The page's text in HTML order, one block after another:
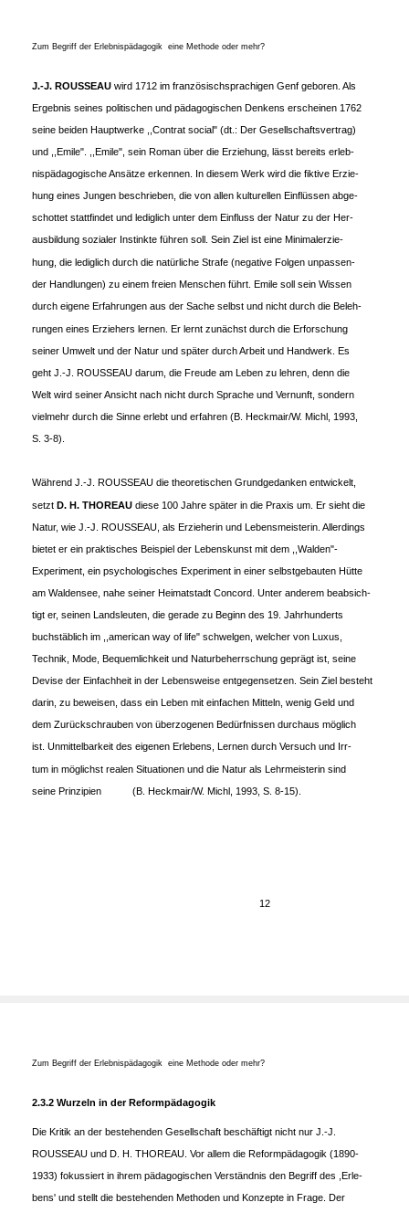
Zum Begriff der Erlebnispädagogik ­ eine Methode oder mehr?
12
J.-J. ROUSSEAUwird 1712 im französischsprachigen Genf geboren. Als
Ergebnis seines politischen und pädagogischen Denkens erscheinen 1762
seine beiden Hauptwerke ,,Contrat social" (dt.: Der Gesellschaftsvertrag)
und ,,Emile". ,,Emile", sein Roman über die Erziehung, lässt bereits erleb-
nispädagogische Ansätze erkennen. In diesem Werk wird die fiktive Erzie-
hung eines Jungen beschrieben, die von allen kulturellen Einflüssen abge-
schottet stattfindet und lediglich unter dem Einfluss der Natur zu der Her-
ausbildung sozialer Instinkte führen soll. Sein Ziel ist eine Minimalerzie-
hung, die lediglich durch die natürliche Strafe (negative Folgen unpassen-
der Handlungen) zu einem freien Menschen führt. Emile soll sein Wissen
durch eigene Erfahrungen aus der Sache selbst und nicht durch die Beleh-
rungen eines Erziehers lernen. Er lernt zunächst durch die Erforschung
seiner Umwelt und der Natur und später durch Arbeit und Handwerk. Es
geht J.-J. ROUSSEAU darum, die Freude am Leben zu lehren, denn die
Welt wird seiner Ansicht nach nicht durch Sprache und Vernunft, sondern
vielmehr durch die Sinne erlebt und erfahren (B. Heckmair/W. Michl, 1993,
S. 3-8).
Während J.-J. ROUSSEAU die theoretischen Grundgedanken entwickelt,
setzt D. H. THOREAUdiese 100 Jahre später in die Praxis um. Er sieht die
Natur, wie J.-J. ROUSSEAU, als Erzieherin und Lebensmeisterin. Allerdings
bietet er ein praktisches Beispiel der Lebenskunst mit dem ,,Walden"-
Experiment, ein psychologisches Experiment in einer selbstgebauten Hütte
am Waldensee, nahe seiner Heimatstadt Concord. Unter anderem beabsich-
tigt er, seinen Landsleuten, die gerade zu Beginn des 19. Jahrhunderts
buchstäblich im ,,american way of life" schwelgen, welcher von Luxus,
Technik, Mode, Bequemlichkeit und Naturbeherrschung geprägt ist, seine
Devise der Einfachheit in der Lebensweise entgegensetzen. Sein Ziel besteht
darin, zu beweisen, dass ein Leben mit einfachen Mitteln, wenig Geld und
dem Zurückschrauben von überzogenen Bedürfnissen durchaus möglich
ist. Unmittelbarkeit des eigenen Erlebens, Lernen durch Versuch und Irr-
tum in möglichst realen Situationen und die Natur als Lehrmeisterin sind
seine Prinzipien (B. Heckmair/W. Michl, 1993, S. 8-15).
Zum Begriff der Erlebnispädagogik ­ eine Methode oder mehr?
2.3.2 Wurzeln in der Reformpädagogik
Die Kritik an der bestehenden Gesellschaft beschäftigt nicht nur J.-J.
ROUSSEAU und D. H. THOREAU. Vor allem die Reformpädagogik (1890-
1933) fokussiert in ihrem pädagogischen Verständnis den Begriff des ,Erle-
bens' und stellt die bestehenden Methoden und Konzepte in Frage. Der